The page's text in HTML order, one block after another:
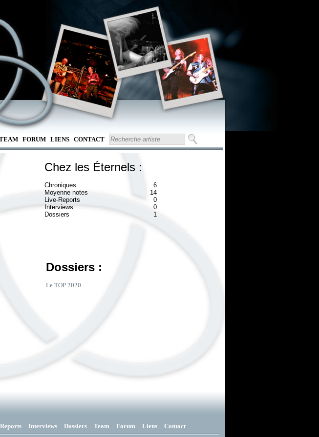
FORUM LIENS CONTACT
Chez les Éternels :
Chroniques
6
Moyenne notes
14
Live-Reports
0
Interviews
0
Dossiers
1
Dossiers :
Le TOP 2020
Interviews Dossiers Team Forum Liens Contact